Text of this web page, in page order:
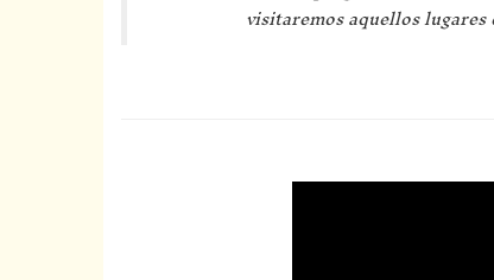
visitaremos aquellos